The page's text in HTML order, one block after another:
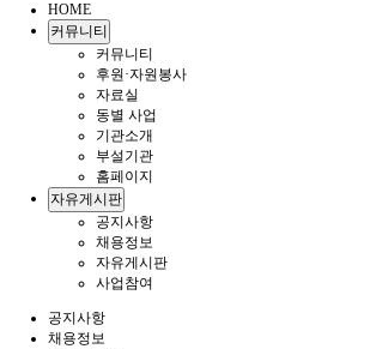
HOME
커뮤니티
커뮤니티
후원·자원봉사
자료실
동별 사업
기관소개
부설기관
홈페이지
자유게시판
공지사항
채용정보
자유게시판
사업참여
공지사항
채용정보